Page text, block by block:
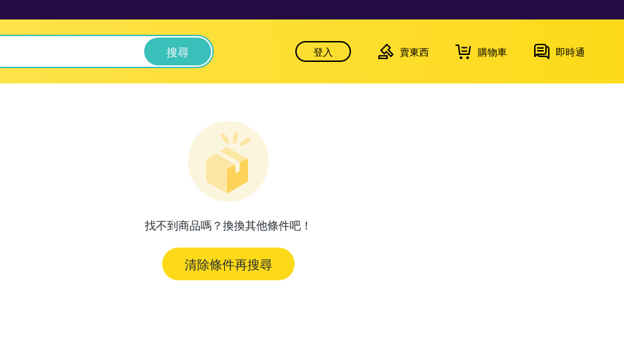
搜尋 登入 賣東西 購物車 即時通
找不到商品嗎？換換其他條件吧！
清除條件再搜尋